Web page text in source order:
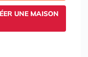
UNE MAISON